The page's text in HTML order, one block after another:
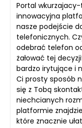
Portal
innowacyjna
nasze podejście
telefonicznych.
odebrać telefon
żałować tej
bardzo irytujące i
Ci prosty sposób
się z Tobą
niechcianych
platformie
które znacznie